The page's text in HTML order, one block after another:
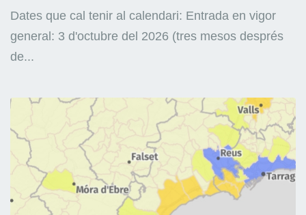
Dates que cal tenir al calendari: Entrada en vigor
general: 3 d'octubre del 2026 (tres mesos després
de...